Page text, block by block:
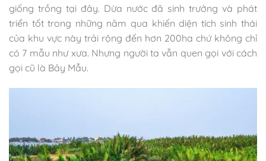
giống trồng tại đây. Dừa nước đã sinh trưởng và phát
triển tốt trong những năm qua khiến diện tích sinh thái
của khu vực này trải rộng đến hơn 200ha chứ không chỉ
có 7 mẫu như xưa. Nhưng người ta vẫn quen gọi với cách
gọi cũ là Bảy Mẫu.